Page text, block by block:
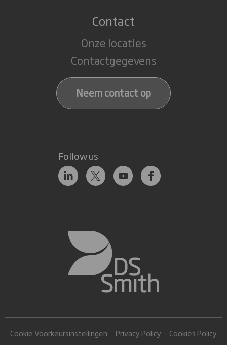
Contact
Onze locaties
Contactgegevens
Neem contact op
Follow us
Cookie Voorkeursinstellingen Privacy Policy
Cookies Policy